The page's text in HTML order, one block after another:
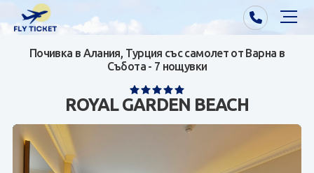
Почивки от Варна
Почивки от София/Пловдив/Бургас
Самолетни билети
Почивка в Алания, Турция със самолет от Варна в
Събота - 7 нощувки
ROYAL GARDEN BEACH